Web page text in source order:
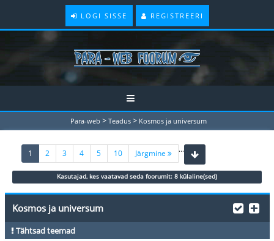
LOGI SISSE REGISTREERI
Para-web > Teadus > Kosmos ja universum
1 (current)
2 3 4 5 ...
10 Järgmine
Kasutajad, kes vaatavad seda foorumit: 8 külaline(sed)
Kosmos ja universum
Tähtsad teemad